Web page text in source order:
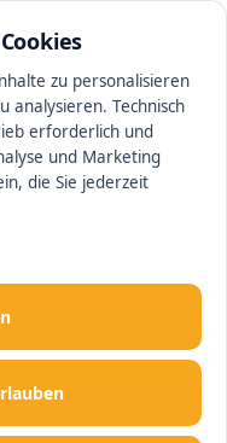
zu personalisieren
analysieren. Technisch
erforderlich und
und Marketing
die Sie jederzeit